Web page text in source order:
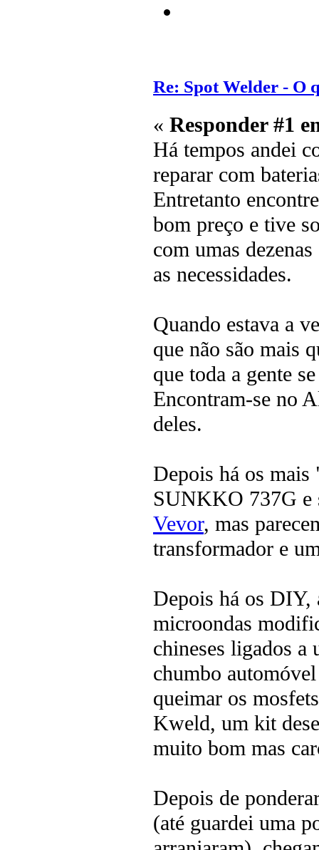
Re: Spot Welder - O
« Responder #1
Há tempos andei
reparar com
Entretanto
bom preço e tive
com umas
as necessidades.
Quando estava a
que não são mais
que toda a gente
Encontram-se no
deles.
Depois há os mais
SUNKKO 737G e
Vevor, mas
transformador e
Depois há os DIY,
microondas
chineses ligados a
chumbo
queimar os
Kweld, um kit
muito bom mas
Depois de
(até guardei uma